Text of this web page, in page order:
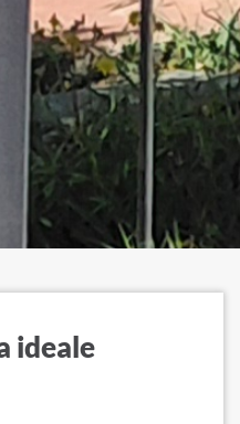
ideale